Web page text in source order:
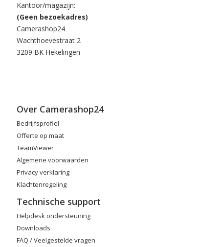
Kantoor/magazijn:
(Geen bezoekadres)
Camerashop24
Wachthoevestraat 2
3209 BK Hekelingen
Over Camerashop24
Bedrijfsprofiel
Offerte op maat
TeamViewer
Algemene voorwaarden
Privacy verklaring
Klachtenregeling
Technische support
Helpdesk ondersteuning
Downloads
FAQ / Veelgestelde vragen